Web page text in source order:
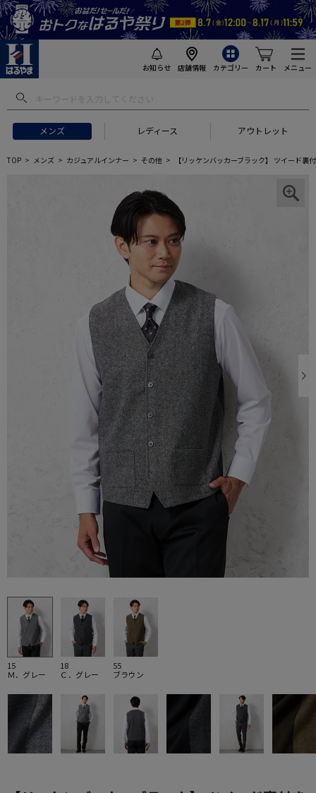
お知らせ 店舗情報 カテゴリー カート メニュー
メンズ レディース アウトレット
TOP メンズ カジュアルインナー その他 【リッケンバッカーブラック】 ツイード
15
Ｍ．グレー
18
Ｃ．グレー
55
ブラウン